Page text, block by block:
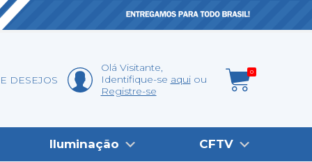
DESEJOS
Olá Visitante,
Identifique-se aqui
Registre-se
0
Iluminação CFTV